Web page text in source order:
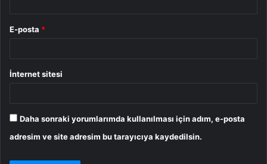
E-posta *
İnternet sitesi
Daha sonraki yorumlarımda kullanılması için adım, e-posta
adresim ve site adresim bu tarayıcıya kaydedilsin.